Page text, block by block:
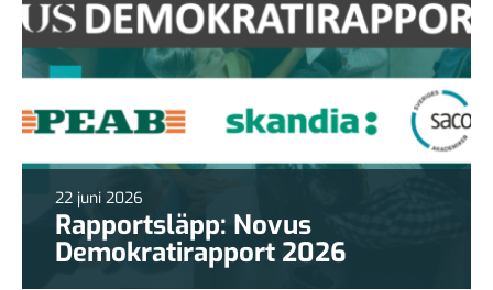
22 juni 2026
Rapportsläpp: Novus
Demokratirapport 2026